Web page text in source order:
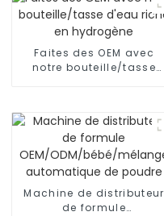
Faites des OEM avec
notre bouteille/tasse
Machine de distributeur
de formule